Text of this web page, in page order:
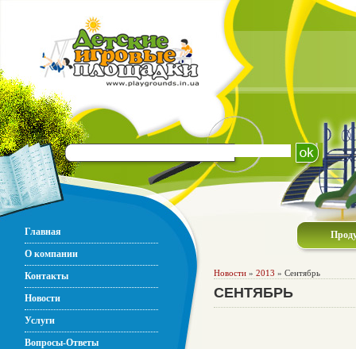
Главная
О компании
Контакты
Новости
Услуги
Вопросы-Ответы
Новости » 2013 » Сентябрь
СЕНТЯБРЬ